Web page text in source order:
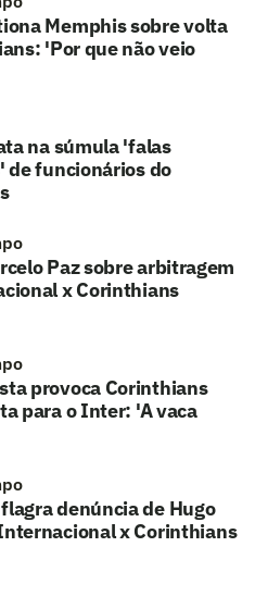
Memphis sobre volta
'Por que não veio
na súmula 'falas
de funcionários do
Paz sobre arbitragem
x Corinthians
provoca Corinthians
para o Inter: 'A vaca
denúncia de Hugo
x Corinthians